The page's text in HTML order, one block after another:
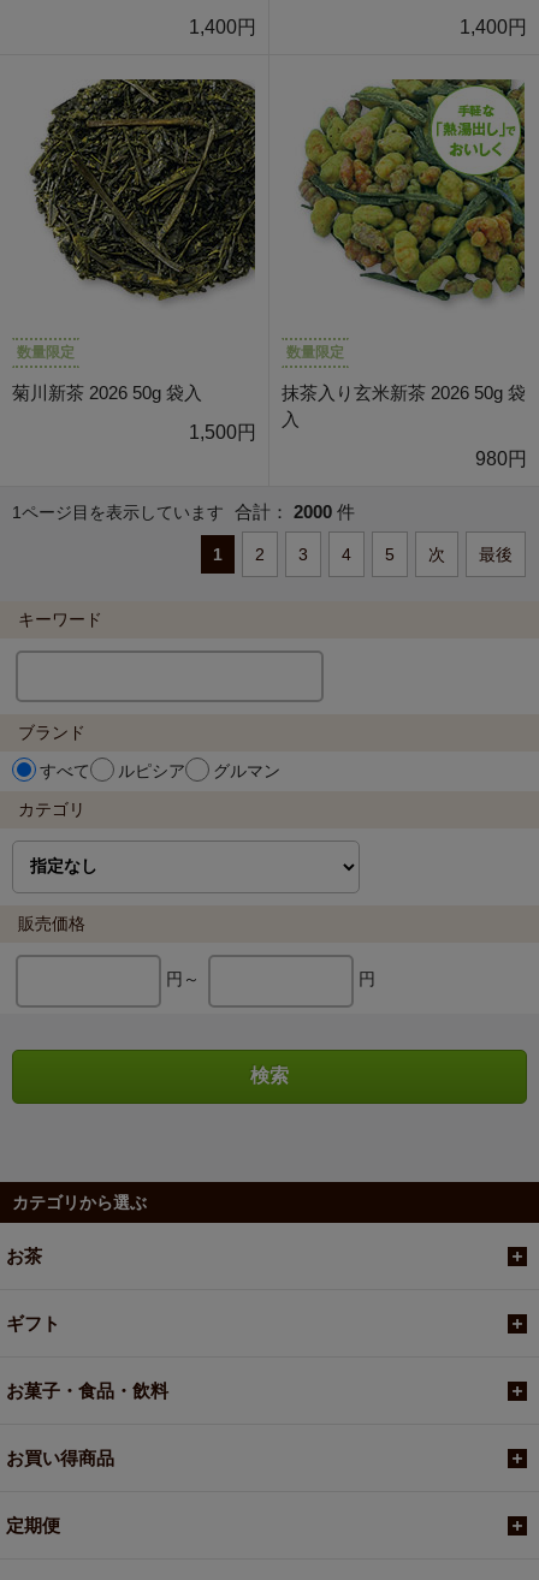
1,400円 1,400円
数量限定
菊川新茶 2026 50g 袋入
1,500円
数量限定
抹茶入り玄米新茶 2026 50g 袋
入
980円
1ページ目を表示しています 合計： 2000 件
1 2 3 4 5 次 最後
キーワード
ブランド
すべて
ルピシア グルマン
カテゴリ
販売価格
円～ 円
カテゴリから選ぶ
お茶
ギフト
お菓子・食品・飲料
お買い得商品
定期便